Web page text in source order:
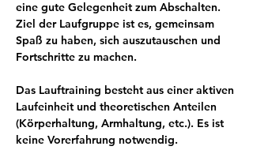
eine gute Gelegenheit zum Abschalten.
Ziel der Laufgruppe ist es, gemeinsam
Spaß zu haben, sich auszutauschen und
Fortschritte zu machen.
Das Lauftraining besteht aus einer aktiven
Laufeinheit und theoretischen Anteilen
(Körperhaltung, Armhaltung, etc.). Es ist
keine Vorerfahrung notwendig.